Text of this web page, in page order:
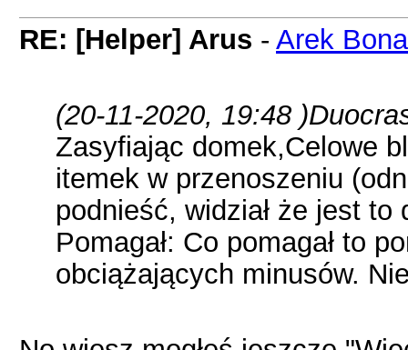
RE: [Helper] Arus - Arek
(20-11-2020, 19:48 )
Zasyfiając domek,Celowe
itemek w przenoszeniu
podnieść, widział że jest
Pomagał: Co pomagał to
obciążających minusów.